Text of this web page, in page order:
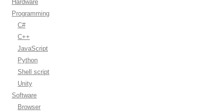
Hardware
Programming
C#
C++
JavaScript
Python
Shell script
Unity
Software
Browser